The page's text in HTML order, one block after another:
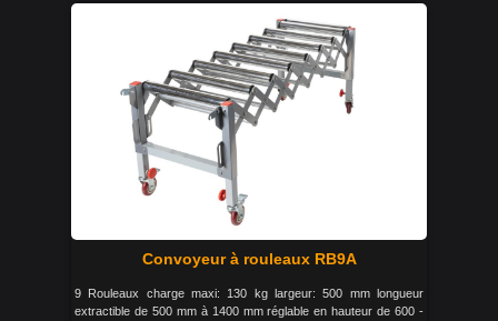
Convoyeur à rouleaux RB9A
9 Rouleaux charge maxi: 130 kg largeur: 500 mm longueur
extractible de 500 mm à 1400 mm réglable en hauteur de 600 -